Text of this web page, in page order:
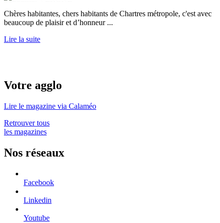
Chères habitantes, chers habitants de Chartres métropole, c'est avec
beaucoup de plaisir et d’honneur ...
Lire la suite
Votre agglo
Lire le magazine via Calaméo
Retrouver tous
les magazines
Nos réseaux
Facebook
Linkedin
Youtube